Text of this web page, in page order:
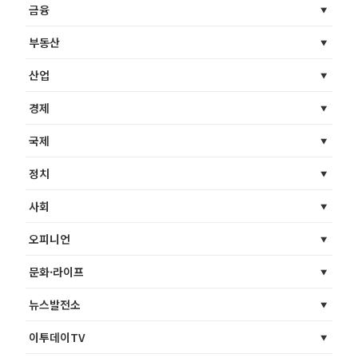
금융
부동산
산업
경제
국제
정치
사회
오피니언
문화·라이프
뉴스발전소
이투데이TV